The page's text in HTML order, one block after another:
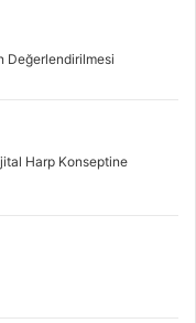
Değerlendirilmesi
Harp Konseptine